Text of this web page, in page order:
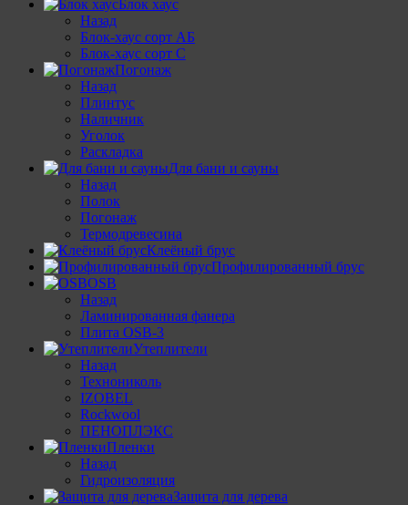
Блок хаус
Назад
Блок-хаус сорт АБ
Блок-хаус сорт С
Погонаж
Назад
Плинтус
Наличник
Уголок
Раскладка
Для бани и сауны
Назад
Полок
Погонаж
Термодревесина
Клеёный брус
Профилированный брус
OSB
Назад
Ламинированная фанера
Плита OSB-3
Утеплители
Назад
Технониколь
IZOBEL
Rockwool
ПЕНОПЛЭКС
Пленки
Назад
Гидроизоляция
Защита для дерева